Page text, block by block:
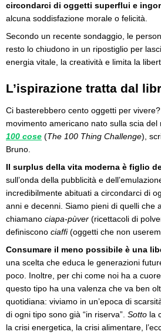
circondarci di oggetti superflui e
alcuna soddisfazione morale o felicità.
Secondo un recente sondaggio, le
resto lo chiudono in un ripostiglio per
energia vitale, la creatività e limita la
L’ispirazione tratta dal
Ci basterebbero cento oggetti per vivere?
movimento americano nato sulla scia del
100 cose (The 100 Thing Challenge),
Bruno.
Il surplus della vita moderna è figlio
sull’onda della pubblicità e
incredibilmente abituati a circondarci di
anni e decenni. Siamo pieni di quelli che
chiamano ciapa-pùver (ricettacoli di
definiscono ciaffi(oggetti che non
Consumare il meno possibile è una
una scelta che educa le generazioni
poco. Inoltre, per chi come noi ha a
questo tipo ha una valenza che va ben
quotidiana: viviamo in un’epoca di
di ogni tipo sono già “in riserva”. Sotto la
la crisi energetica, la crisi alimentare,